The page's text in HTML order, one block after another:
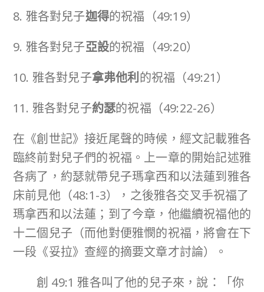
8. 雅各對兒子迦得的祝福（49:19）
9. 雅各對兒子亞設的祝福（49:20）
10. 雅各對兒子拿弗他利的祝福（49:21）
11. 雅各對兒子約瑟的祝福（49:22-26）
在《創世記》接近尾聲的時候，經文記載雅各
臨終前對兒子們的祝福。上一章的開始記述雅
各病了，約瑟就帶兒子瑪拿西和以法蓮到雅各
床前見他（48:1-3），之後雅各交叉手祝福了
瑪拿西和以法蓮；到了今章，他繼續祝福他的
十二個兒子（而他對便雅憫的祝福，將會在下
一段《妥拉》查經的摘要文章才討論）。
創 49:1 雅各叫了他的兒子來，說：「你